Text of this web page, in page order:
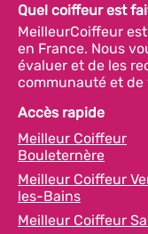
Quel coiffeur est
MeilleurCoiffeur
en France. Nous
évaluer et de les
communauté et de
Accès rapide
Meilleur Coiffeur
Bouleternère
Meilleur Coiffeur
les-Bains
Meilleur Coiffeur